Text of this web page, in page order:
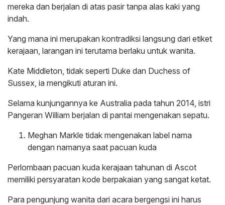
mereka dan berjalan di atas pasir tanpa alas kaki yang
indah.
Yang mana ini merupakan kontradiksi langsung dari etiket
kerajaan, larangan ini terutama berlaku untuk wanita.
Kate Middleton, tidak seperti Duke dan Duchess of
Sussex, ia mengikuti aturan ini.
Selama kunjungannya ke Australia pada tahun 2014, istri
Pangeran William berjalan di pantai mengenakan sepatu.
Meghan Markle tidak mengenakan label nama
dengan namanya saat pacuan kuda
Perlombaan pacuan kuda kerajaan tahunan di Ascot
memiliki persyaratan kode berpakaian yang sangat ketat.
Para pengunjung wanita dari acara bergengsi ini harus